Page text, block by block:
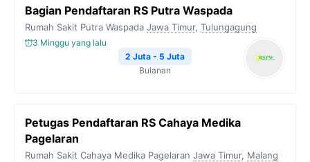
o
o
e
r
a
A
i
n
k
Bagian Pendaftaran RS Putra Waspada
Rumah Sakit Putra Waspada Jawa Timur, Tulungagung
3 Minggu yang lalu
2 Juta - 5 Juta
Bulanan
Petugas Pendaftaran RS Cahaya Medika
Pagelaran
Rumah Sakit Cahaya Medika Pagelaran Jawa Timur, Malang